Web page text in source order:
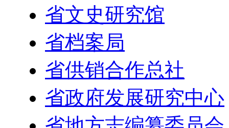
省文史研究馆
省档案局
省供销合作总社
省政府发展研究中心